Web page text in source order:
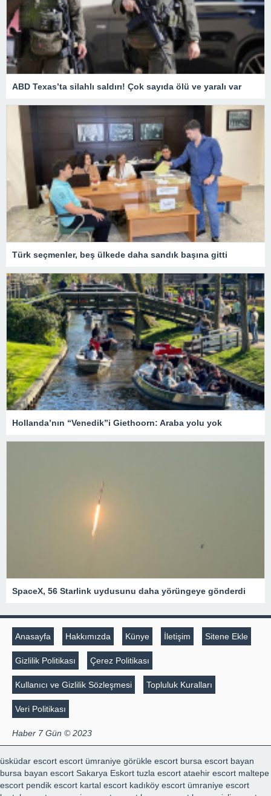
ABD Texas’ta silahlı saldırı! Çok sayıda ölü ve yaralı var
Türk seçmenler, beş ülkede daha sandık başına gitti
Hollanda’nın “Venedik”i Giethoorn: Araba yolu yok
SpaceX, 56 Starlink uydusunu daha yörüngeye gönderdi
Anasayfa Hakkımızda Künye İletişim Sitene Ekle
Gizlilik Politikası Çerez Politikası
Kullanıcı ve Gizlilik Sözleşmesi Topluluk Kuralları
Veri Politikası
Haber 7 Gün © 2023
üsküdar escort escort ümraniye görükle escort bursa escort bayan
bursa bayan escort Sakarya Eskort tuzla escort ataehir escort maltepe
escort pendik escort kartal escort kadıköy escort ümraniye escort